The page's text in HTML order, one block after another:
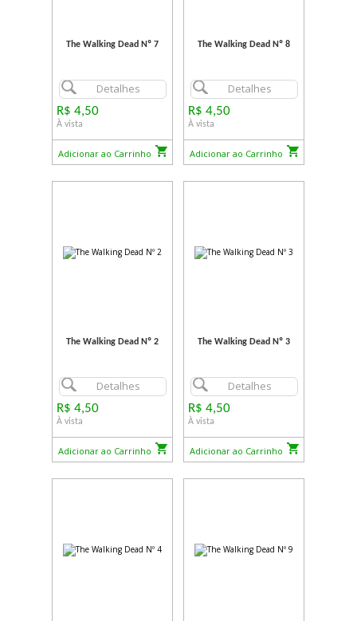
The Walking Dead Nº 7
Detalhes
R$ 4,50
À vista
Adicionar ao Carrinho
The Walking Dead Nº 8
Detalhes
R$ 4,50
À vista
Adicionar ao Carrinho
The Walking Dead Nº 2
Detalhes
R$ 4,50
À vista
Adicionar ao Carrinho
The Walking Dead Nº 3
Detalhes
R$ 4,50
À vista
Adicionar ao Carrinho